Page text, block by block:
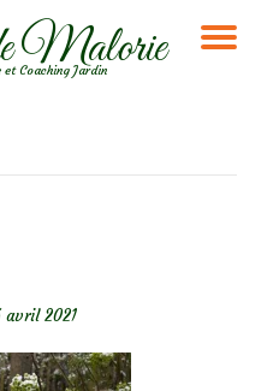
Malorie
Coaching Jardin
avril 2021